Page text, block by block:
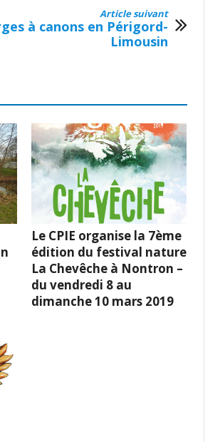
Article suivant
à canons en Périgord-
Limousin
Le CPIE organise la 7ème
édition du festival nature
La Chevêche à Nontron –
du vendredi 8 au
dimanche 10 mars 2019